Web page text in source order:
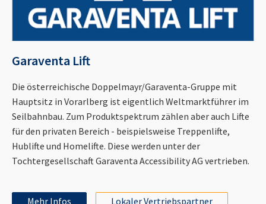
Garaventa Lift
Die österreichische Doppelmayr/Garaventa-Gruppe mit
Hauptsitz in Vorarlberg ist eigentlich Weltmarktführer im
Seilbahnbau. Zum Produktspektrum zählen aber auch Lifte
für den privaten Bereich - beispielsweise Treppenlifte,
Hublifte und Homelifte. Diese werden unter der
Tochtergesellschaft Garaventa Accessibility AG vertrieben.
Mehr Infos Lokaler Vertriebspartner